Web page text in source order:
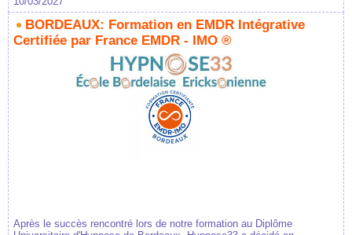
BORDEAUX: Formation en EMDR Intégrative
Certifiée par France EMDR - IMO ®
Après le succès rencontré lors de notre formation au Diplôme